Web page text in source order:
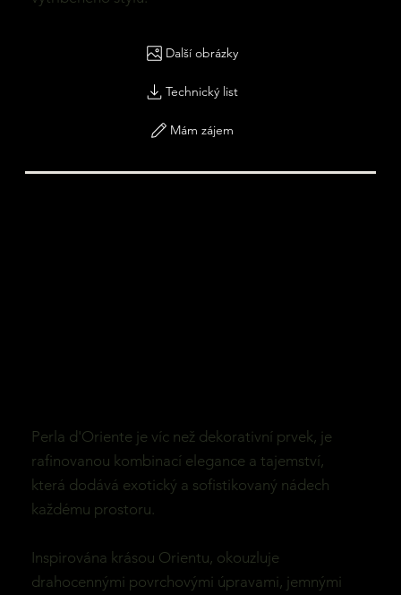
Další obrázky
Technický list
Mám zájem
Perla d'Oriente je víc než dekorativní prvek, je
rafinovanou kombinací elegance a tajemství,
která dodává exotický a sofistikovaný nádech
každému prostoru.
Inspirována krásou Orientu, okouzluje
drahocennými povrchovými úpravami, jemnými